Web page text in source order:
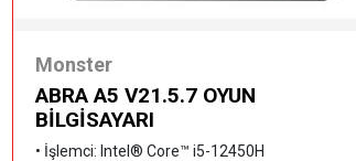
Monster
ABRA A5 V21.5.7 OYUN
BİLGİSAYARI
• İşlemci: Intel® Core™ i5-12450H